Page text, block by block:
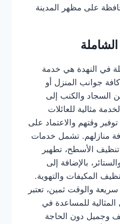
على مظهر المدينة
في النهدة هي خدمة
جوانب المنزل أو
السجاد والكنب إلى
مثالية للعائلات
وقتهم والاعتماد على
منازلهم. تشمل خدمات
تنظيف الأسطح، تطهير
بالإضافة إلى
المكيفات والتهوية.
والوقت ثمين، تعتبر
للمساعدة في
وجميل دون الحاجة